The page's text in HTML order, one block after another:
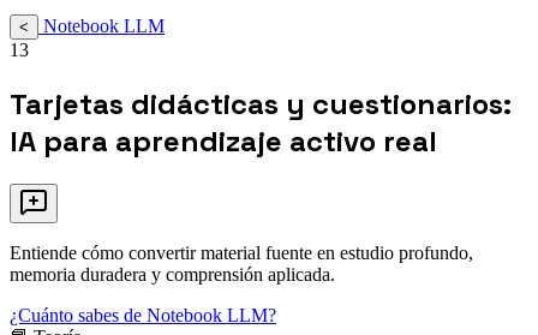
<
Notebook LLM
13
Tarjetas didácticas y cuestionarios:
IA para aprendizaje activo real
Entiende cómo convertir material fuente en estudio profundo,
memoria duradera y comprensión aplicada.
¿Cuánto sabes de Notebook LLM?